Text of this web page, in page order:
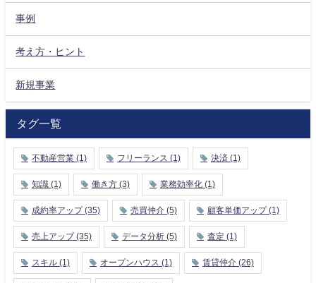
事例
考え方・ヒント
新規事業
タグ一覧
不動産営業 (1) フリーランス (1) 決済 (1)
知識 (1) 働き方 (3) 業務効率化 (1)
成約率アップ(35) 売買仲介 (5) 顧客単価アップ(1)
売上アップ(35) データ分析 (5) 査定 (1)
スキル (1) オープンハウス (1) 賃貸仲介 (26)